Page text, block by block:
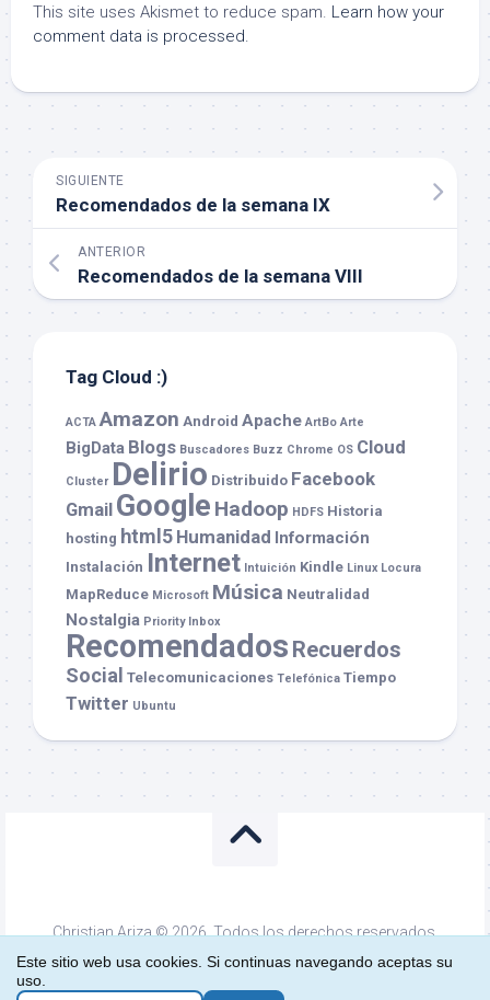
This site uses Akismet to reduce spam. Learn how your
comment data is processed.
SIGUIENTE
Recomendados de la semana IX
ANTERIOR
Recomendados de la semana VIII
Tag Cloud :)
ACTA Amazon Android Apache ArtBo Arte
BigData Blogs Buscadores Buzz Chrome OS Cloud
Cluster Delirio Distribuido Facebook
Gmail Google Hadoop HDFS Historia
hosting html5 Humanidad Información
Instalación Internet Intuición Kindle Linux Locura
MapReduce Microsoft Música Neutralidad
Nostalgia Priority Inbox
Recomendados Recuerdos
Social Telecomunicaciones Telefónica Tiempo
Twitter Ubuntu
Christian Ariza © 2026. Todos los derechos reservados.
Funciona conWordPress Alx
Este sitio web usa cookies. Si continuas navegando aceptas su
uso.